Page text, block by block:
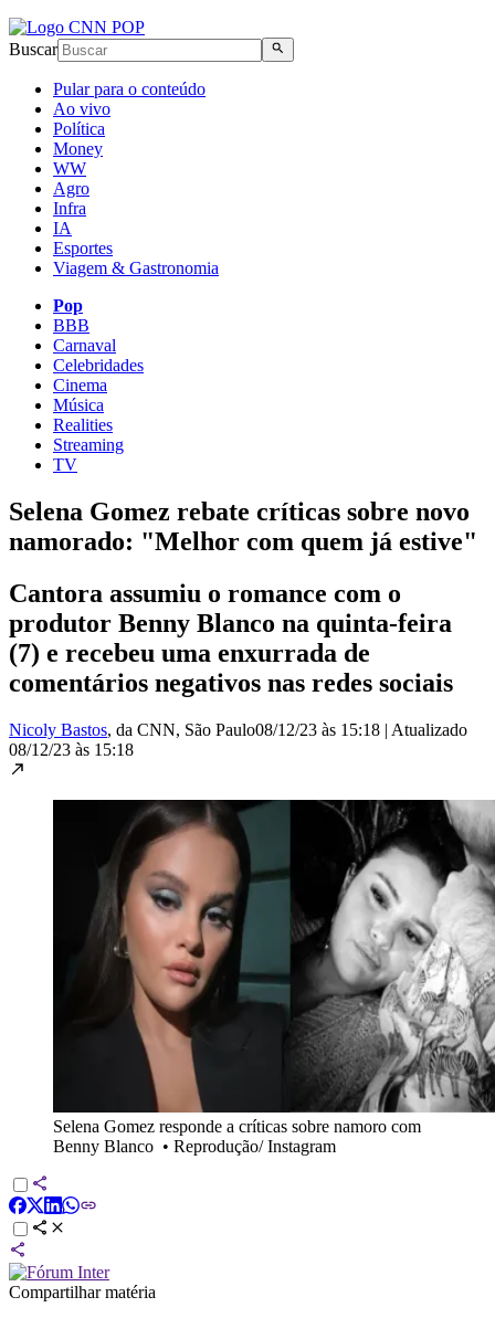
Buscar
Pular para o conteúdo
Ao vivo
Política
Money
WW
Agro
Infra
IA
Esportes
Viagem & Gastronomia
Pop
BBB
Carnaval
Celebridades
Cinema
Música
Realities
Streaming
TV
Selena Gomez rebate críticas sobre novo
namorado: "Melhor com quem já estive"
Cantora assumiu o romance com o
produtor Benny Blanco na quinta-feira
(7) e recebeu uma enxurrada de
comentários negativos nas redes sociais
Nicoly Bastos, da CNN, São Paulo08/12/23 às 15:18 | Atualizado
08/12/23 às 15:18
Selena Gomez responde a críticas sobre namoro com
Benny Blanco • Reprodução/ Instagram
Compartilhar matéria